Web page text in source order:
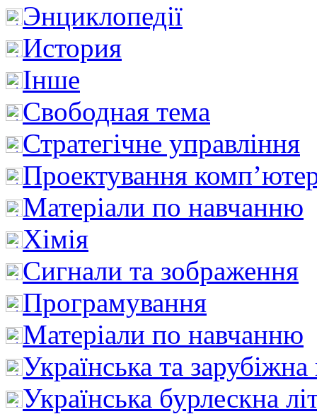
Энциклопедії
История
Інше
Свободная тема
Стратегічне управління
Проектування
Матеріали по навчанню
Хімія
Сигнали та зображення
Програмування
Матеріали по навчанню
Українська та зарубіжна
Українська бурлескна